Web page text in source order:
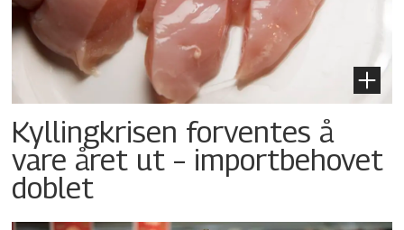
Kyllingkrisen forventes å
vare året ut – importbehovet
doblet